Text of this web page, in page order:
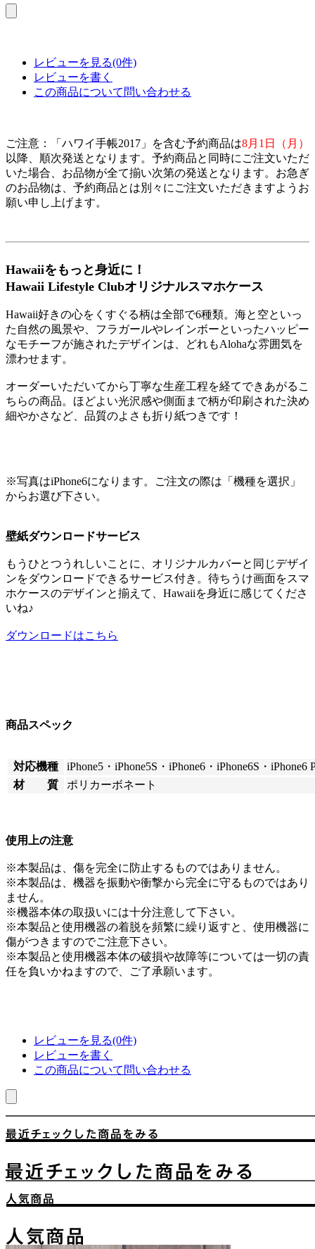
レビューを見る(0件)
レビューを書く
この商品について問い合わせる
ご注意：「ハワイ手帳2017」を含む予約商品は8月1日（月）
以降、順次発送となります。予約商品と同時にご注文いただ
いた場合、お品物が全て揃い次第の発送となります。お急ぎ
のお品物は、予約商品とは別々にご注文いただきますようお
願い申し上げます。
Hawaiiをもっと身近に！
Hawaii Lifestyle Clubオリジナルスマホケース
Hawaii好きの心をくすぐる柄は全部で6種類。海と空といっ
た自然の風景や、フラガールやレインボーといったハッピー
なモチーフが施されたデザインは、どれもAlohaな雰囲気を
漂わせます。
オーダーいただいてから丁寧な生産工程を経てできあがるこ
ちらの商品。ほどよい光沢感や側面まで柄が印刷された決め
細やかさなど、品質のよさも折り紙つきです！
※写真はiPhone6になります。ご注文の際は「機種を選択」
からお選び下さい。
壁紙ダウンロードサービス
もうひとつうれしいことに、オリジナルカバーと同じデザイ
ンをダウンロードできるサービス付き。待ちうけ画面をスマ
ホケースのデザインと揃えて、Hawaiiを身近に感じてくださ
いね♪
ダウンロードはこちら
商品スペック
対応機種
iPhone5・iPhone5S・iPhone6・iPhone6S・iPhone6
材 質
ポリカーボネート
使用上の注意
※本製品は、傷を完全に防止するものではありません。
※本製品は、機器を振動や衝撃から完全に守るものではあり
ません。
※機器本体の取扱いには十分注意して下さい。
※本製品と使用機器の着脱を頻繁に繰り返すと、使用機器に
傷がつきますのでご注意下さい。
※本製品と使用機器本体の破損や故障等については一切の責
任を負いかねますので、ご了承願います。
レビューを見る(0件)
レビューを書く
この商品について問い合わせる